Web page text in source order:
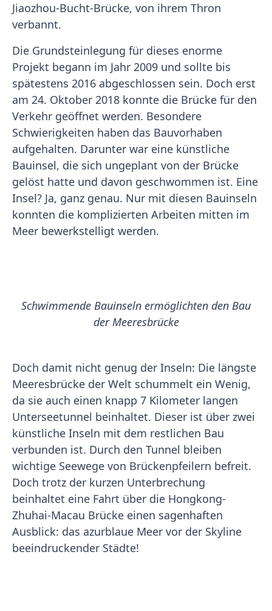
Jiaozhou-Bucht-Brücke, von ihrem Thron
verbannt.
Die Grundsteinlegung für dieses enorme
Projekt begann im Jahr 2009 und sollte bis
spätestens 2016 abgeschlossen sein. Doch erst
am 24. Oktober 2018 konnte die Brücke für den
Verkehr geöffnet werden. Besondere
Schwierigkeiten haben das Bauvorhaben
aufgehalten. Darunter war eine künstliche
Bauinsel, die sich ungeplant von der Brücke
gelöst hatte und davon geschwommen ist. Eine
Insel? Ja, ganz genau. Nur mit diesen Bauinseln
konnten die komplizierten Arbeiten mitten im
Meer bewerkstelligt werden.
Schwimmende Bauinseln ermöglichten den Bau
der Meeresbrücke
Doch damit nicht genug der Inseln: Die längste
Meeresbrücke der Welt schummelt ein Wenig,
da sie auch einen knapp 7 Kilometer langen
Unterseetunnel beinhaltet. Dieser ist über zwei
künstliche Inseln mit dem restlichen Bau
verbunden ist. Durch den Tunnel bleiben
wichtige Seewege von Brückenpfeilern befreit.
Doch trotz der kurzen Unterbrechung
beinhaltet eine Fahrt über die Hongkong-
Zhuhai-Macau Brücke einen sagenhaften
Ausblick: das azurblaue Meer vor der Skyline
beeindruckender Städte!